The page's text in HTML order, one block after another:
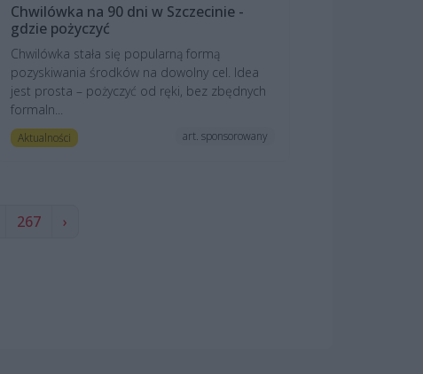
Chwilówka na 90 dni w Szczecinie -
gdzie pożyczyć
Chwilówka stała się popularną formą
pozyskiwania środków na dowolny cel. Idea
jest prosta – pożyczyć od ręki, bez zbędnych
formaln...
Aktualności art. sponsorowany
267 ›